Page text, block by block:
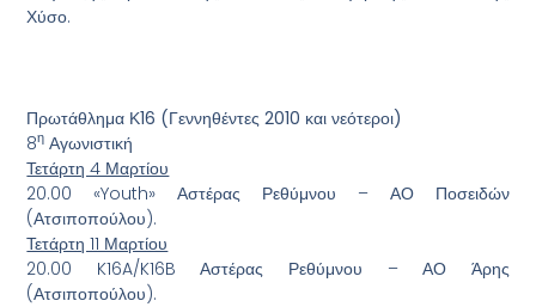
Χύσο.
Πρωτάθλημα Κ16 (Γεννηθέντες 2010 και νεότεροι)
8η Αγωνιστική
Τετάρτη 4 Μαρτίου
20.00 «Youth» Αστέρας Ρεθύμνου – ΑΟ Ποσειδών
(Ατσιποπούλου).
Τετάρτη 11 Μαρτίου
20.00 K16A/K16B Αστέρας Ρεθύμνου – ΑΟ Άρης
(Ατσιποπούλου).